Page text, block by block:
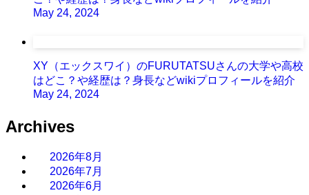
May 24, 2024
XY（エックスワイ）のFURUTATSUさんの大学や高校
はどこ？や経歴は？身長などwikiプロフィールを紹介
May 24, 2024
Archives
2026年8月
2026年7月
2026年6月